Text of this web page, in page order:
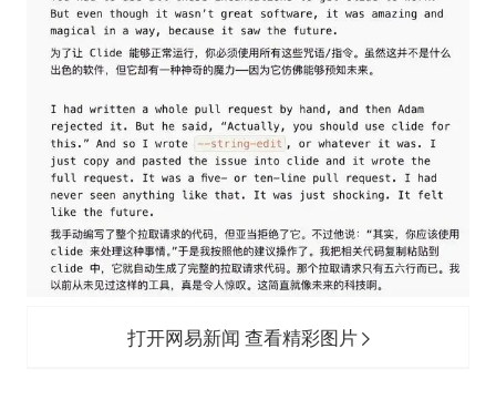
打开网易新闻 查看精彩图片